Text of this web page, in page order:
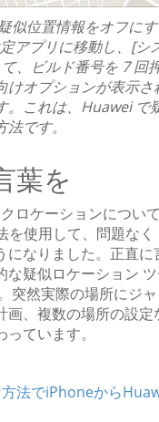
似位置情報をオフに
アプリに移動し、[シ
、ビルド番号を 7 回
けオプションが表示さ
。これは、Huawei で
です。
葉を
ロケーションについ
を使用して、問題な
になりました。正直
な疑似ロケーション
突然実際の場所にジ
画、複数の場所の設
ています。
法でiPhoneから